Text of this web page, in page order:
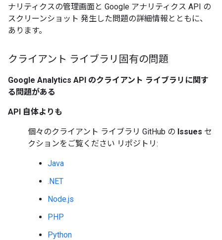
ナリティクスの管理画面と Google アナリティクス API の
スクリーンショット 発生した問題の詳細情報とともに、
あります。
クライアント ライブラリ固有の問題
Google Analytics API のクライアント ライブラリに関す
る問題がある
API 自体よりも
個々のクライアント ライブラリ GitHub の Issues セ
クションをご覧ください リポジトリ:
Java
.NET
Node.js
PHP
Python